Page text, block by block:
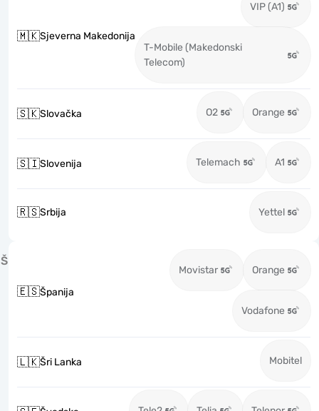
🇲🇰Sjeverna Makedonija
VIP (A1)
T-Mobile (Makedonski
Telecom)
🇸🇰Slovačka O2 Orange
🇸🇮Slovenija Telemach A1
🇷🇸Srbija Yettel
Š
🇪🇸Španija
Movistar Orange
Vodafone
🇱🇰Šri Lanka Mobitel